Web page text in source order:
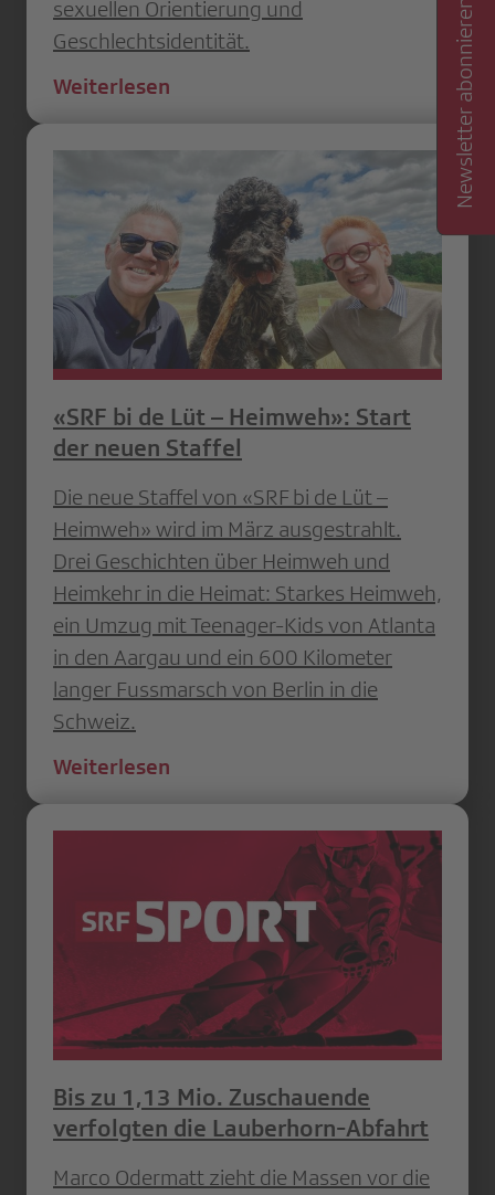
sexuellen Orientierung und
Geschlechtsidentität.
Weiterlesen
«SRF bi de Lüt – Heimweh»: Start
der neuen Staffel
Die neue Staffel von «SRF bi de Lüt –
Heimweh» wird im März ausgestrahlt.
Drei Geschichten über Heimweh und
Heimkehr in die Heimat: Starkes Heimweh,
ein Umzug mit Teenager-Kids von Atlanta
in den Aargau und ein 600 Kilometer
langer Fussmarsch von Berlin in die
Schweiz.
Weiterlesen
Bis zu 1,13 Mio. Zuschauende
verfolgten die Lauberhorn-Abfahrt
Marco Odermatt zieht die Massen vor die
Newsletter abonnieren